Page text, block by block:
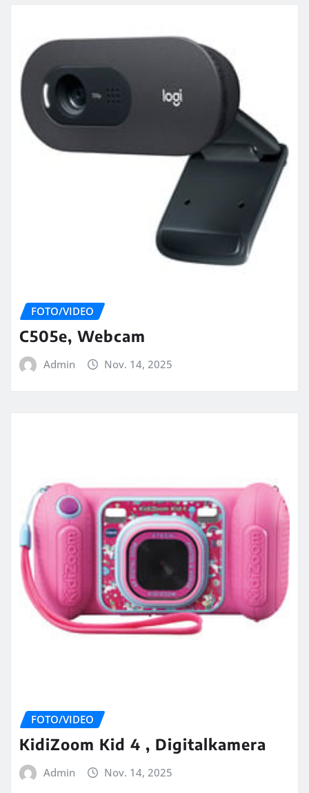
FOTO/VIDEO
C505e, Webcam
Admin Nov. 14, 2025
FOTO/VIDEO
KidiZoom Kid 4 , Digitalkamera
Admin Nov. 14, 2025